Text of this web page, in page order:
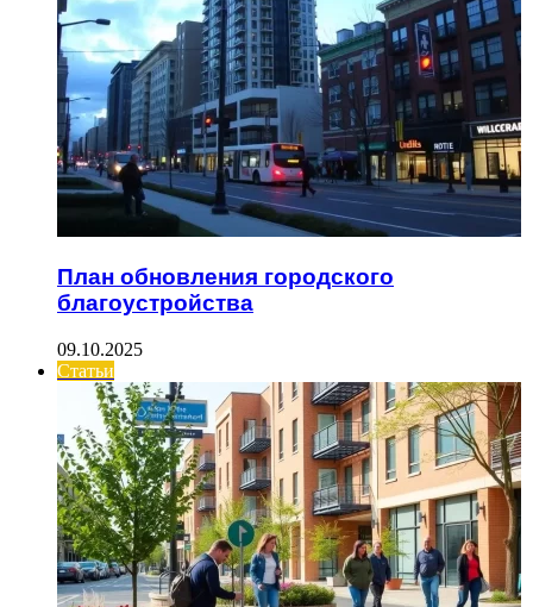
План обновления городского
благоустройства
09.10.2025
Статьи